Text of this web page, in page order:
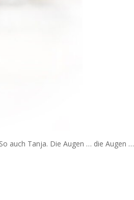
auch Tanja. Die Augen … die Augen …